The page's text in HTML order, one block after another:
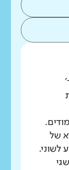
של
לשוני.